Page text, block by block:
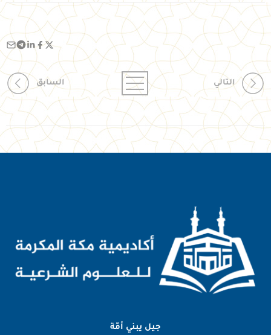
السابق التالي
جيل يبني أمّة